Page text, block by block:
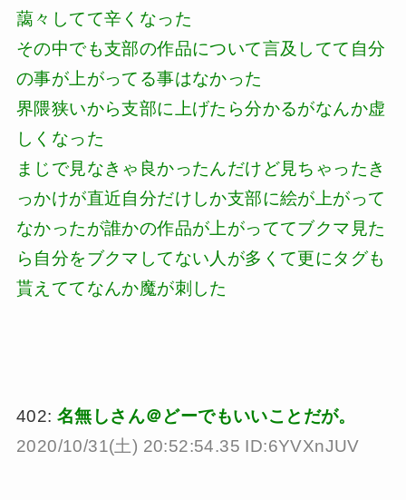
藹々してて辛くなった
その中でも支部の作品について言及してて自分
の事が上がってる事はなかった
界隈狭いから支部に上げたら分かるがなんか虚
しくなった
まじで見なきゃ良かったんだけど見ちゃったき
っかけが直近自分だけしか支部に絵が上がって
なかったが誰かの作品が上がっててブクマ見た
ら自分をブクマしてない人が多くて更にタグも
貰えててなんか魔が刺した
402: 名無しさん＠どーでもいいことだが。
2020/10/31(土) 20:52:54.35 ID:6YVXnJUV